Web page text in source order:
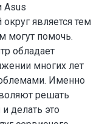
Asus
является тем
могут помочь.
обладает
многих лет
Именно
решать
делать это